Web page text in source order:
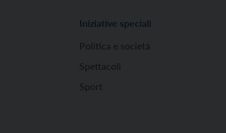
Iniziative speciali
Politica e società
Spettacoli
Sport